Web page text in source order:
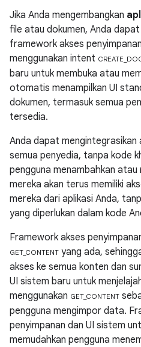
Jika Anda mengembangkan
file atau dokumen, Anda
framework akses
menggunakan intent
baru untuk membuka atau
otomatis menampilkan UI
dokumen, termasuk semua
tersedia.
Anda dapat mengintegrasikan
semua penyedia, tanpa kode
pengguna menambahkan atau
mereka akan terus memiliki
mereka dari aplikasi Anda,
yang diperlukan dalam kode
Framework akses
GET_CONTENT yang ada,
akses ke semua konten dan
UI sistem baru untuk
menggunakan GET_CONTENT
pengguna mengimpor data.
penyimpanan dan UI sistem
memudahkan pengguna